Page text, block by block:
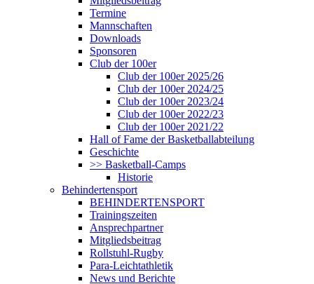
Termine
Mannschaften
Downloads
Sponsoren
Club der 100er
Club der 100er 2025/26
Club der 100er 2024/25
Club der 100er 2023/24
Club der 100er 2022/23
Club der 100er 2021/22
Hall of Fame der Basketballabteilung
Geschichte
>> Basketball-Camps
Historie
Behindertensport
BEHINDERTENSPORT
Trainingszeiten
Ansprechpartner
Mitgliedsbeitrag
Rollstuhl-Rugby
Para-Leichtathletik
News und Berichte